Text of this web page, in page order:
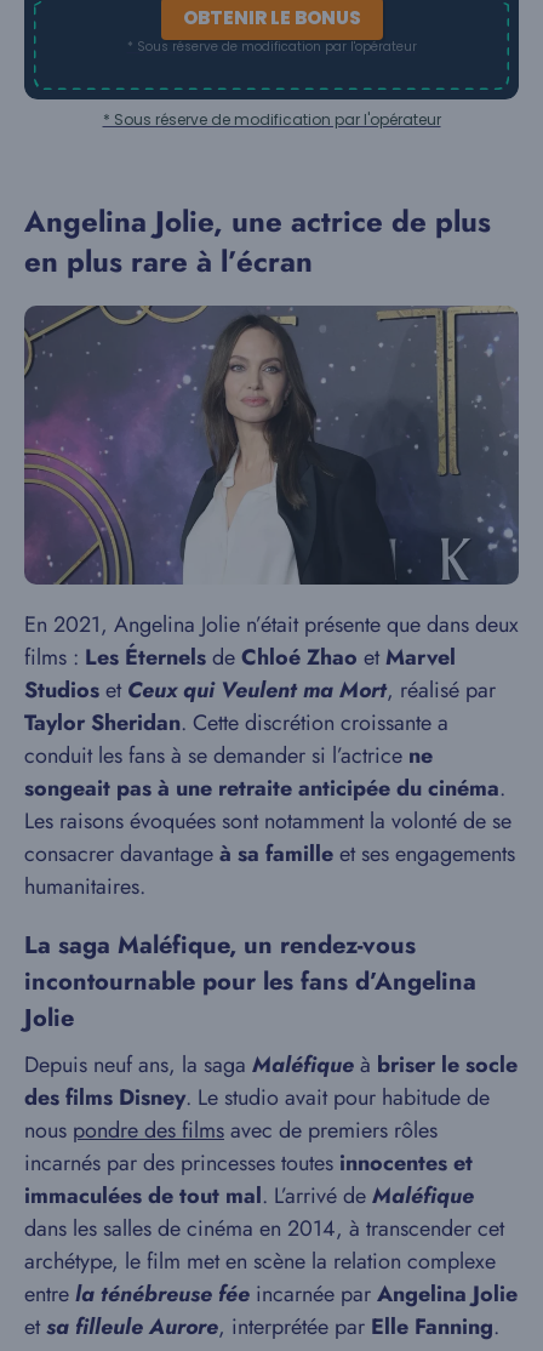
OBTENIR LE BONUS
* Sous réserve de modification par l'opérateur
* Sous réserve de modification par l'opérateur
Angelina Jolie, une actrice de plus
en plus rare à l’écran
En 2021, Angelina Jolie n’était présente que dans deux
films : Les ÉternelsdeChloé Zhao etMarvel
StudiosetCeux qui Veulent ma Mort, réalisé par
Taylor Sheridan. Cette discrétion croissante a
conduit les fans à se demander si l’actrice ne
songeait pas à une retraite anticipée du cinéma.
Les raisons évoquées sont notamment la volonté de se
consacrer davantageà sa familleet ses engagements
humanitaires.
La saga Maléfique, un rendez-vous
incontournable pour les fans d’Angelina
Jolie
Depuis neuf ans, la saga Maléfiqueà briser le socle
des films Disney. Le studio avait pour habitude de
nous pondre des filmsavec de premiers rôles
incarnés par des princesses toutes innocentes et
immaculées de tout mal. L’arrivé deMaléfique
dans les salles de cinéma en 2014, à transcender cet
archétype, le film met en scène la relation complexe
entrela ténébreuse fée incarnée parAngelina Jolie
etsa filleule Aurore, interprétée par Elle Fanning.